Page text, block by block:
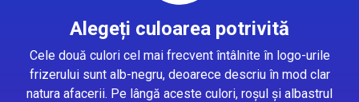
Alegeți culoarea potrivită
Cele două culori cel mai frecvent întâlnite în logo-urile
frizerului sunt alb-negru, deoarece descriu în mod clar
natura afacerii. Pe lângă aceste culori, roșul și albastrul